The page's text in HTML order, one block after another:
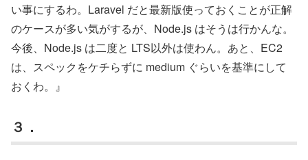
い事にするわ。Laravel だと最新版使っておくことが正解
のケースが多い気がするが、Node.js はそうは行かんな。
今後、Node.js は二度と LTS以外は使わん。あと、EC2
は、スペックをケチらずに medium ぐらいを基準にして
おくわ。』
３．